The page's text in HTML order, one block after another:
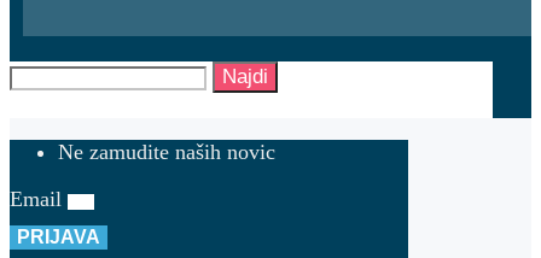
Najdi
Ne zamudite naših novic
Email
PRIJAVA